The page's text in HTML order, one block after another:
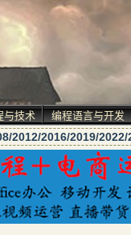
与技术 编程语言与开发
2012/2016/2019/2022/